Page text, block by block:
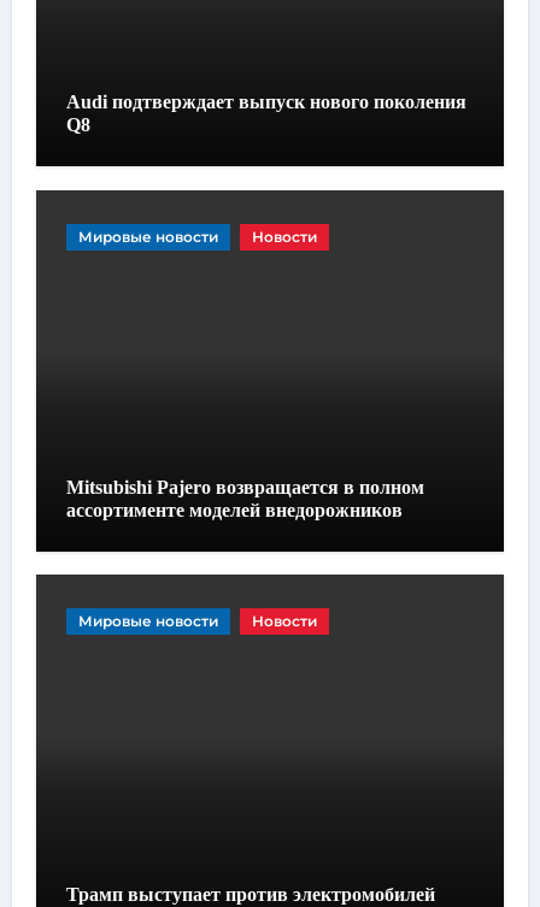
Audi подтверждает выпуск нового поколения
Q8
Мировые новости Новости
Mitsubishi Pajero возвращается в полном
ассортименте моделей внедорожников
Мировые новости Новости
Трамп выступает против электромобилей